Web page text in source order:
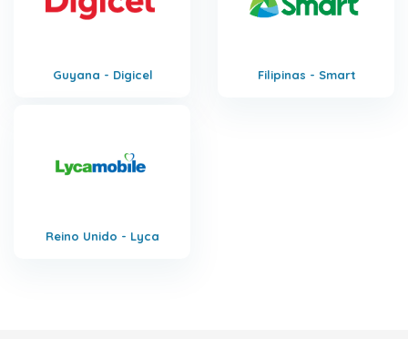
Guyana - Digicel Filipinas - Smart
Reino Unido - Lyca